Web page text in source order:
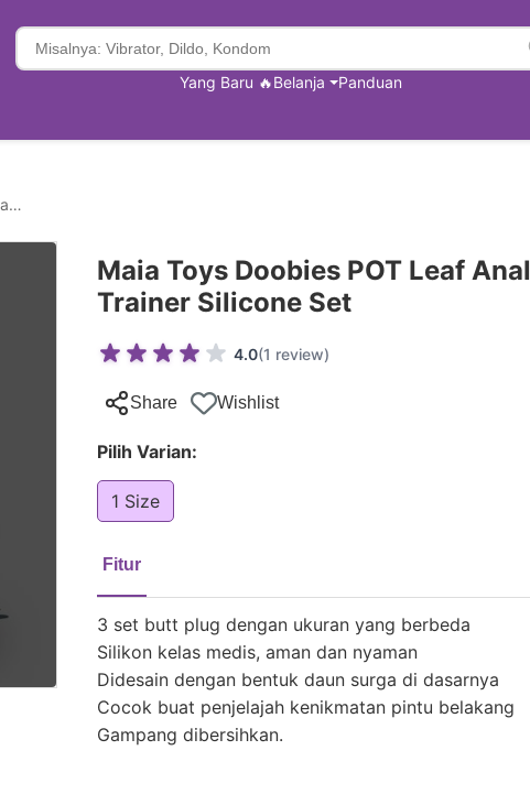
Yang Baru 🔥Belanja Panduan
Maia Toys Doobies POT Leaf Anal Trainer Silicone Set
Maia Toys Doobies POT Leaf Anal
Trainer Silicone Set
4.0(1 review)
Share Wishlist
Pilih Varian:
1 Size
Fitur
3 set butt plug dengan ukuran yang berbeda
Silikon kelas medis, aman dan nyaman
Didesain dengan bentuk daun surga di dasarnya
Cocok buat penjelajah kenikmatan pintu belakang
Gampang dibersihkan.